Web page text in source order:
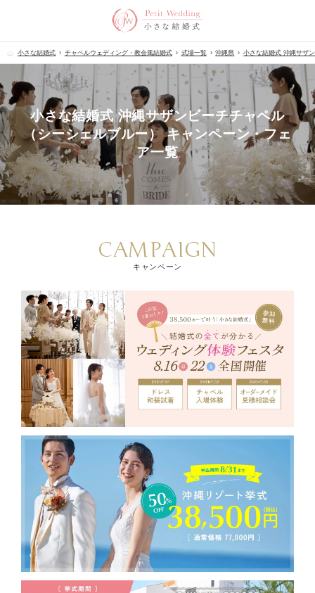
小さな結婚式 チャペルウェディング・教会風結婚式 式場一覧 沖縄県 小さな結婚式 沖縄サザ
小さな結婚式 沖縄サザンビーチチャペル
（シーシェルブルー） キャンペーン・フェ
ア一覧
CAMPAIGN
キャンペーン